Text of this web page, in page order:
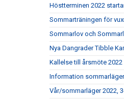
Höstterminen 2022
Sommarträningen för
Sommarlov och
Nya Dangrader Tibble
Kallelse till årsmöte
Information
Vår/sommarläger 2022,